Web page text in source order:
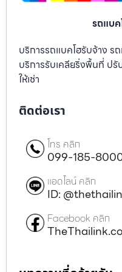
รถแบ
บริการรถแบคโฮรับจ้าง ร
บริการรับเคลียริ่งพื้นที่ ป
ให้เช่า
ติดต่อเรา
โทร คลิก
099-185-
แอดไลน์ คลิก
ID:
Facebook คลิก